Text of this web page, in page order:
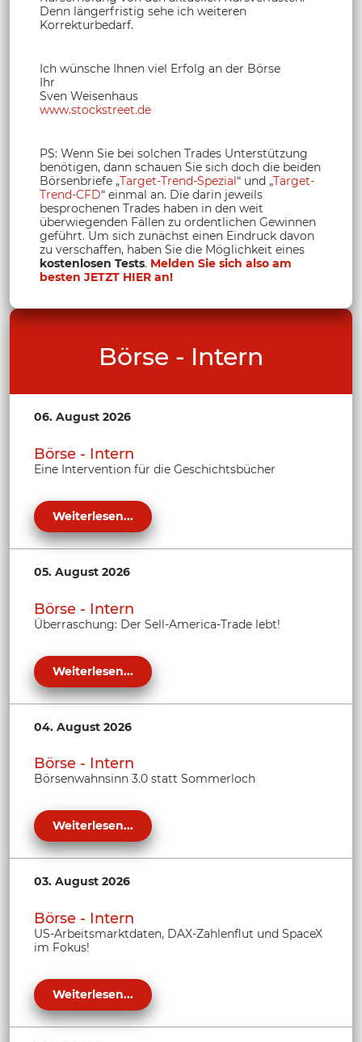
Denn längerfristig sehe ich weiteren
Korrekturbedarf.
Ich wünsche Ihnen viel Erfolg an der Börse
Ihr
Sven Weisenhaus
www.stockstreet.de
PS: Wenn Sie bei solchen Trades Unterstützung
benötigen, dann schauen Sie sich doch die beiden
Börsenbriefe „Target-Trend-Spezial “ und „Target-
Trend-CFD“ einmal an. Die darin jeweils
besprochenen Trades haben in den weit
überwiegenden Fällen zu ordentlichen Gewinnen
geführt. Um sich zunächst einen Eindruck davon
zu verschaffen, haben Sie die Möglichkeit eines
kostenlosen Tests. Melden Sie sich also am
besten JETZT HIER an!
Börse - Intern
06. August 2026
Börse - Intern
Eine Intervention für die Geschichtsbücher
Weiterlesen...
05. August 2026
Börse - Intern
Überraschung: Der Sell-America-Trade lebt!
Weiterlesen...
04. August 2026
Börse - Intern
Börsenwahnsinn 3.0 statt Sommerloch
Weiterlesen...
03. August 2026
Börse - Intern
US-Arbeitsmarktdaten, DAX-Zahlenflut und SpaceX
im Fokus!
Weiterlesen...